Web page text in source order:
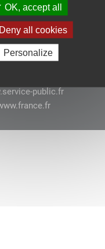
OK, accept all
Deny all cookies
Personalize
public.fr